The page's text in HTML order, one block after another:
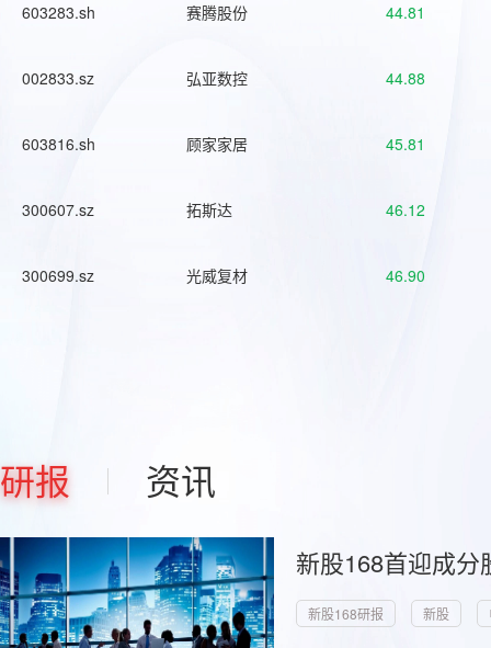
603283.sh 赛腾股份 44.81
002833.sz 弘亚数控 44.88
603816.sh 顾家家居 45.81
300607.sz 拓斯达 46.12
300699.sz 光威复材 46.90
研报 资讯
新股168首迎成
新股168研报 新股